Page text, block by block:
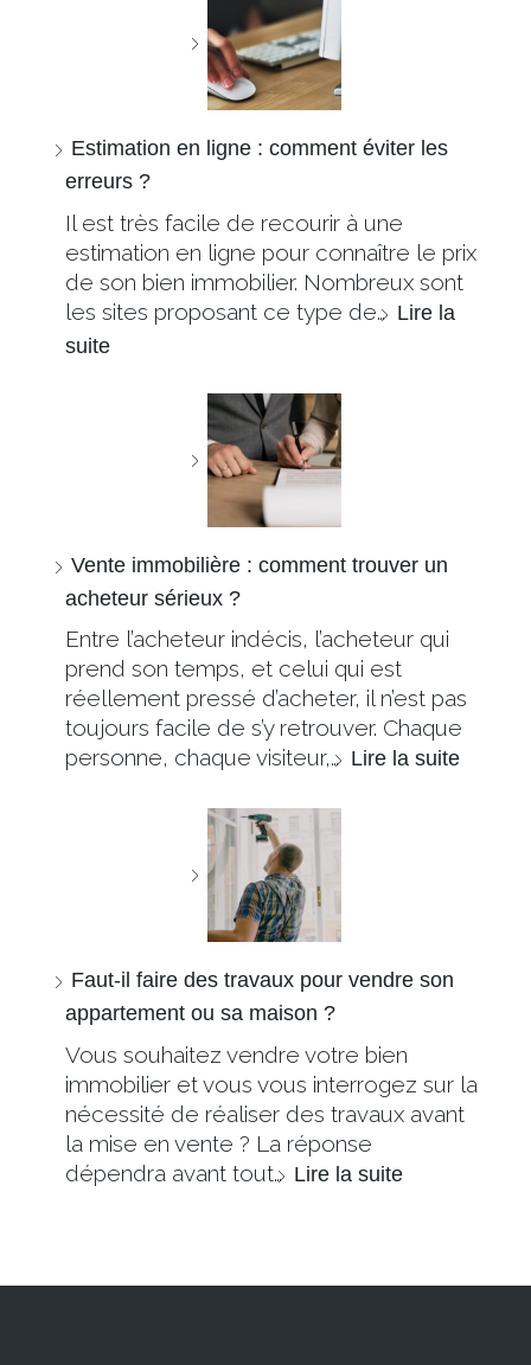
Estimation en ligne : comment éviter les
erreurs ?
Il est très facile de recourir à une
estimation en ligne pour connaître le prix
de son bien immobilier. Nombreux sont
les sites proposant ce type de… Lire la
suite
Vente immobilière : comment trouver un
acheteur sérieux ?
Entre l’acheteur indécis, l’acheteur qui
prend son temps, et celui qui est
réellement pressé d’acheter, il n’est pas
toujours facile de s’y retrouver. Chaque
personne, chaque visiteur,… Lire la suite
Faut-il faire des travaux pour vendre son
appartement ou sa maison ?
Vous souhaitez vendre votre bien
immobilier et vous vous interrogez sur la
nécessité de réaliser des travaux avant
la mise en vente ? La réponse
dépendra avant tout… Lire la suite